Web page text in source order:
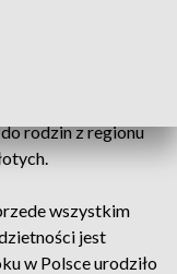
rodzin z regionu
wszystkim
jest
w Polsce urodziło